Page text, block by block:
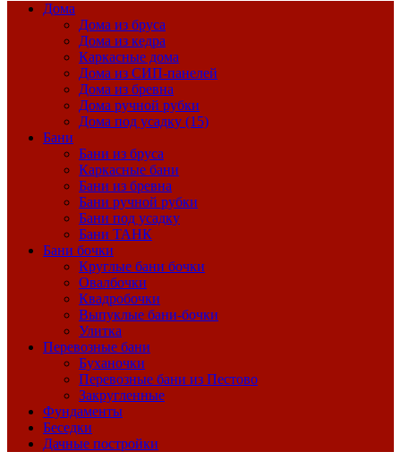
Дома
Дома из бруса
Дома из кедра
Каркасные дома
Дома из СИП-панелей
Дома из бревна
Дома ручной рубки
Дома под усадку (15)
Бани
Бани из бруса
Каркасные бани
Бани из бревна
Бани ручной рубки
Бани под усадку
Бани ТАНК
Бани бочки
Круглые бани бочки
Овалбочки
Квадробочки
Выпуклые бани-бочки
Улитка
Перевозные бани
Буханочки
Перевозные бани из Пестово
Закругленные
Фундаменты
Беседки
Дачные постройки